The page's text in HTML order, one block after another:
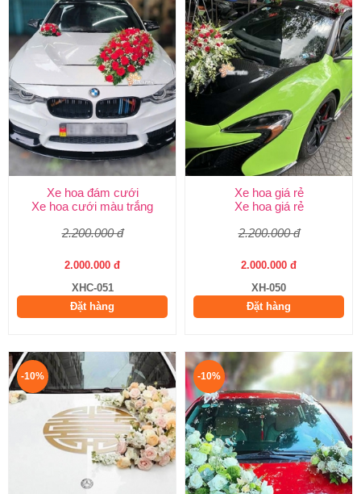
Xe hoa đám cưới
Xe hoa cưới màu trắng
2.200.000 đ
2.000.000 đ
XHC-051
Đặt hàng
Xe hoa giá rẻ
Xe hoa giá rẻ
2.200.000 đ
2.000.000 đ
XH-050
Đặt hàng
-10% -10%